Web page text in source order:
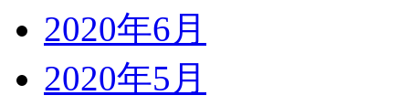
2020年6月
2020年5月